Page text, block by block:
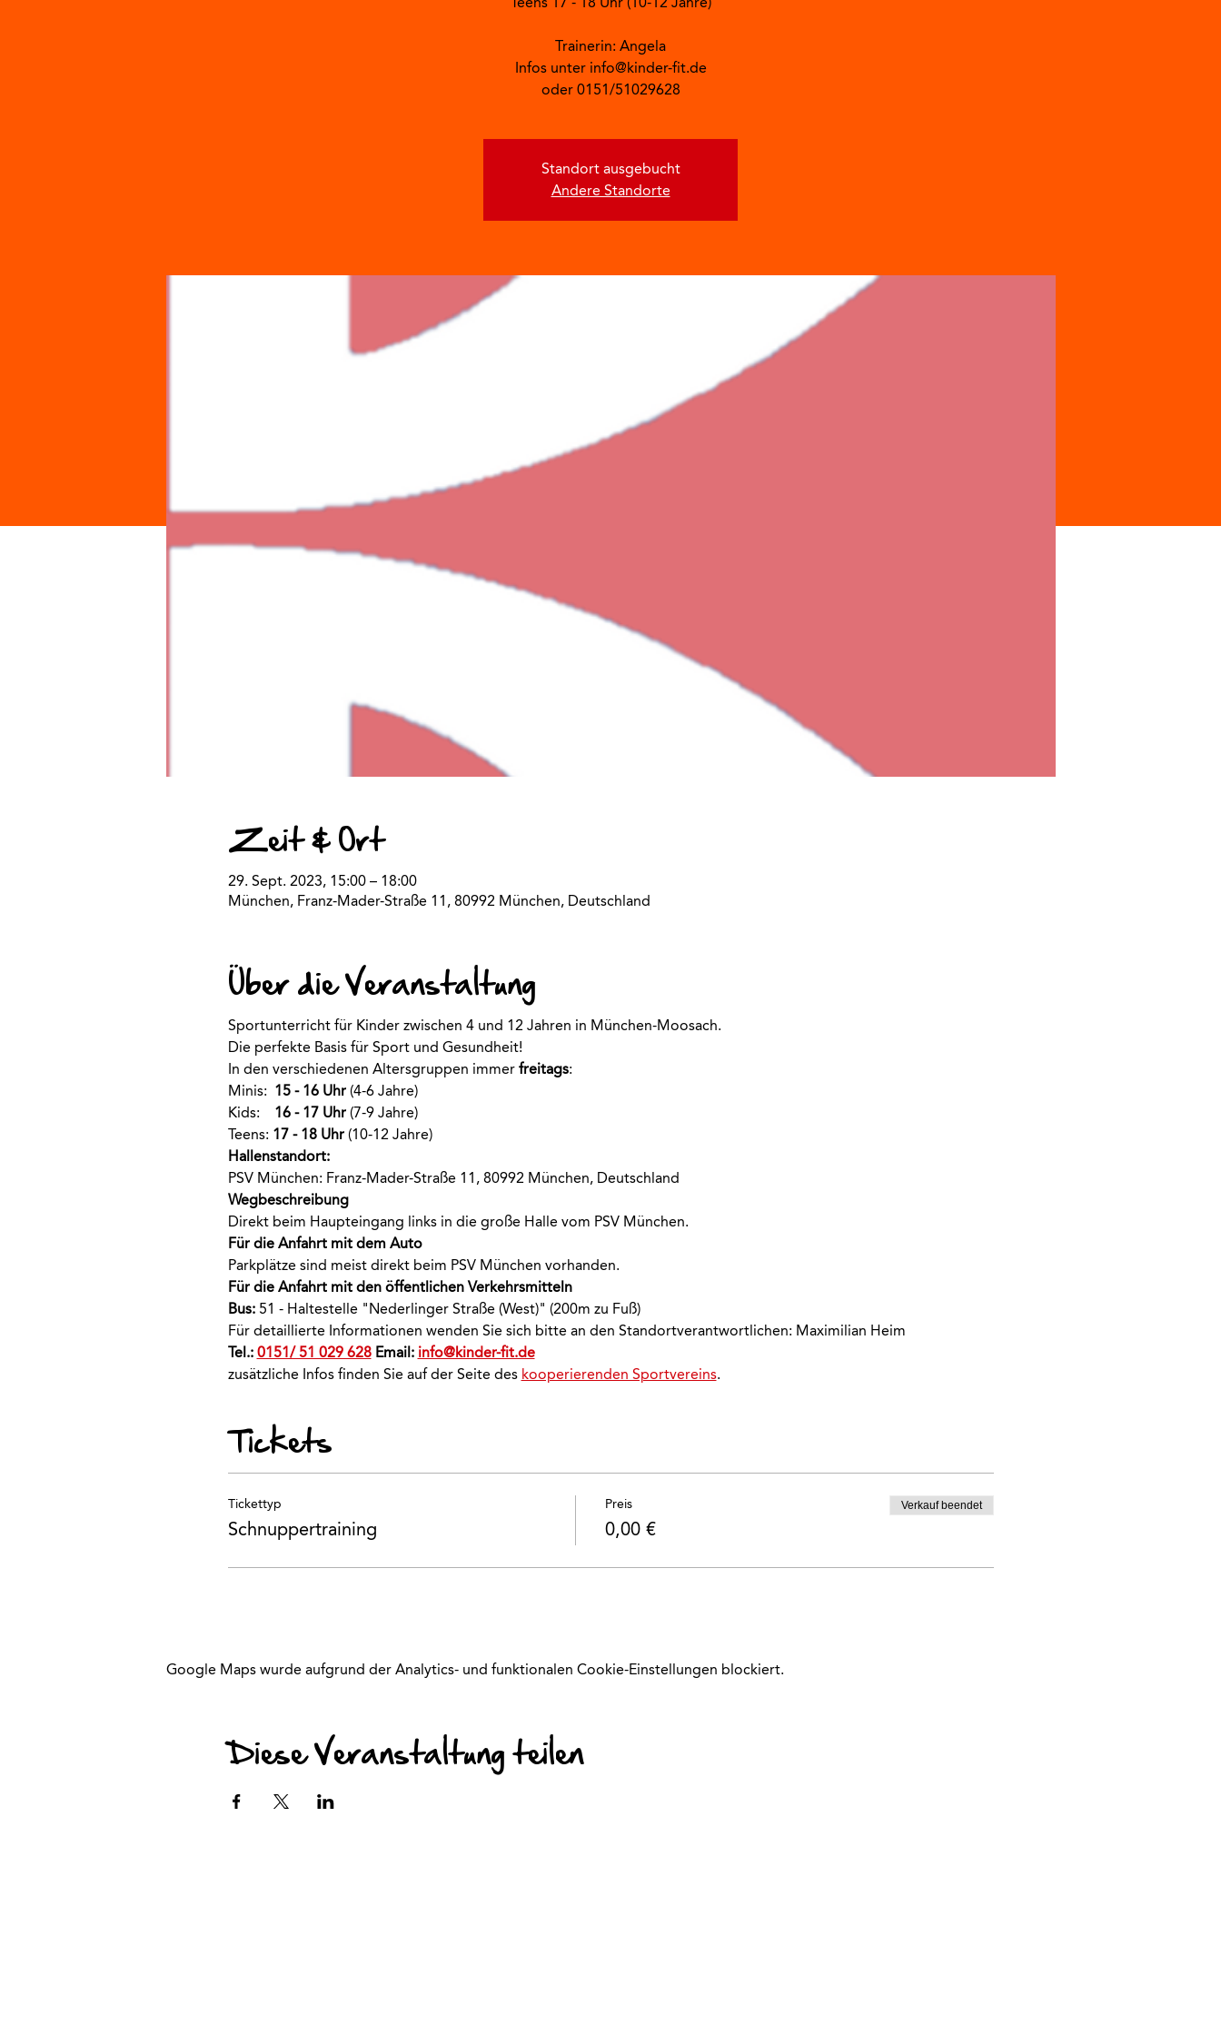
Trainerin: Angela
Infos unter info@kinder-fit.de
oder 0151/51029628
Standort ausgebucht
Andere Standorte
Zeit & Ort
29. Sept. 2023, 15:00 – 18:00
München, Franz-Mader-Straße 11, 80992 München, Deutschland
Über die Veranstaltung
Sportunterricht für Kinder zwischen 4 und 12 Jahren in München-Moosach.
Die perfekte Basis für Sport und Gesundheit!
In den verschiedenen Altersgruppen immer freitags:
Minis: 15 - 16 Uhr (4-6 Jahre)
Kids: 16 - 17 Uhr (7-9 Jahre)
Teens: 17 - 18 Uhr (10-12 Jahre)
Hallenstandort:
PSV München: Franz-Mader-Straße 11, 80992 München, Deutschland
Wegbeschreibung
Direkt beim Haupteingang links in die große Halle vom PSV München.
Für die Anfahrt mit dem Auto
Parkplätze sind meist direkt beim PSV München vorhanden.
Für die Anfahrt mit den öffentlichen Verkehrsmitteln
Bus: 51 - Haltestelle "Nederlinger Straße (West)" (200m zu Fuß)
Für detaillierte Informationen wenden Sie sich bitte an den Standortverantwortlichen: Maximilian Heim
Tel.: 0151/ 51 029 628 Email: info@kinder-fit.de
zusätzliche Infos finden Sie auf der Seite des kooperierenden Sportvereins.
Tickets
Tickettyp
Schnuppertraining
Preis
0,00 €
Verkauf beendet
Google Maps wurde aufgrund der Analytics- und funktionalen Cookie-Einstellungen blockiert.
Diese Veranstaltung teilen